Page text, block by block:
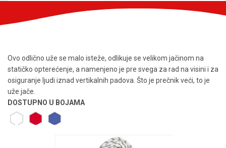
Ovo odlično uže se malo isteže, odlikuje se velikom jačinom na
statičko opterećenje, a namenjeno je pre svega za rad na visini i za
osiguranje ljudi iznad vertikalnih padova. Što je prečnik veći, to je
uže jače.
DOSTUPNO U BOJAMA